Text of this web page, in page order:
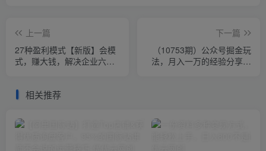
上一篇
27种盈利模式【新版】会模
式，赚大钱，解决企业六大
下一篇
（10753期）公众号掘金玩
法，月入一万的经验分享给
相关推荐